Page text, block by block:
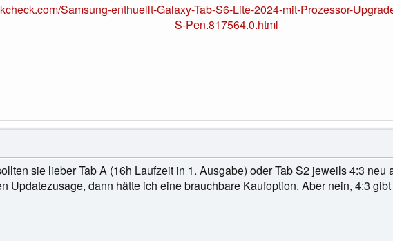
Samsung-enthuellt-Galaxy-Tab-S6-Lite-2024-mit-Prozessor-
S-Pen.817564.0.html
sie lieber Tab A (16h Laufzeit in 1. Ausgabe) oder Tab S2 jeweils 4:3 neu
Updatezusage, dann hätte ich eine brauchbare Kaufoption. Aber nein, 4:3